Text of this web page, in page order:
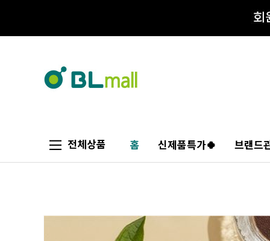
전체상품 홈 신제품특가🍀 브랜드